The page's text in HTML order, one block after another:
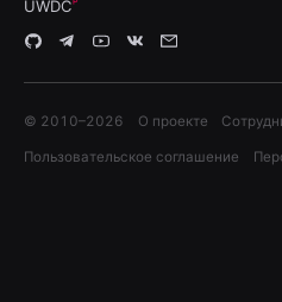
UWDC
© 2010–2026 О проекте
Пользовательское соглашение